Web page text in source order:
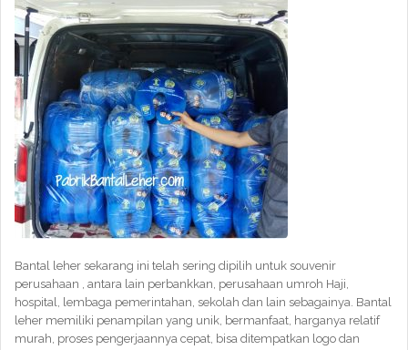
Bantal leher sekarang ini telah sering dipilih untuk souvenir
perusahaan , antara lain perbankkan, perusahaan umroh Haji,
hospital, lembaga pemerintahan, sekolah dan lain sebagainya. Bantal
leher memiliki penampilan yang unik, bermanfaat, harganya relatif
murah, proses pengerjaannya cepat, bisa ditempatkan logo dan